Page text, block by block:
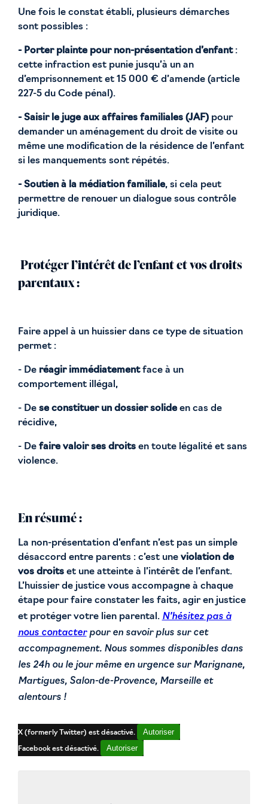
Une fois le constat établi, plusieurs démarches
sont possibles :
- Porter plainte pour non-présentation d’enfant:
cette infraction est punie jusqu’à un an
d’emprisonnement et 15 000 € d’amende (article
227-5 du Code pénal).
- Saisir le juge aux affaires familiales (JAF)pour
demander un aménagement du droit de visite ou
même une modification de la résidence de l’enfant
si les manquements sont répétés.
- Soutien à la médiation familiale, si cela peut
permettre de renouer un dialogue sous contrôle
juridique.
Protéger l’intérêt de l’enfant et vos droits
parentaux :
Faire appel à un huissier dans ce type de situation
permet :
- De réagir immédiatementface à un
comportement illégal,
- De se constituer un dossier solideen cas de
récidive,
- De faire valoir ses droitsen toute légalité et sans
violence.
En résumé :
La non-présentation d’enfant n’est pas un simple
désaccord entre parents : c’est une violation de
vos droitset une atteinte à l’intérêt de l’enfant.
L’huissier de justice vous accompagne à chaque
étape pour faire constater les faits, agir en justice
et protéger votre lien parental. N’hésitez pas à
nous contacterpour en savoir plus sur cet
accompagnement. Nous sommes disponibles dans
les 24h ou le jour même en urgence sur Marignane,
Martigues, Salon-de-Provence, Marseille et
alentours !
X (formerly Twitter) est désactivé. Autoriser
Facebook est désactivé. Autoriser